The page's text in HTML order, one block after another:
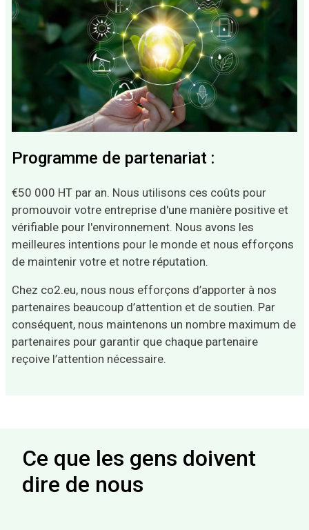
Programme de partenariat :
€50 000 HT par an. Nous utilisons ces coûts pour
promouvoir votre entreprise d'une manière positive et
vérifiable pour l'environnement. Nous avons les
meilleures intentions pour le monde et nous efforçons
de maintenir votre et notre réputation.
Chez co2.eu, nous nous efforçons d’apporter à nos
partenaires beaucoup d’attention et de soutien. Par
conséquent, nous maintenons un nombre maximum de
partenaires pour garantir que chaque partenaire
reçoive l’attention nécessaire.
Ce que les gens doivent
dire de nous